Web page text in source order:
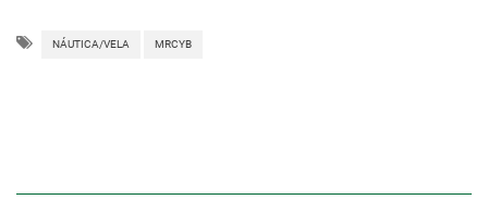
NÁUTICA/VELA MRCYB